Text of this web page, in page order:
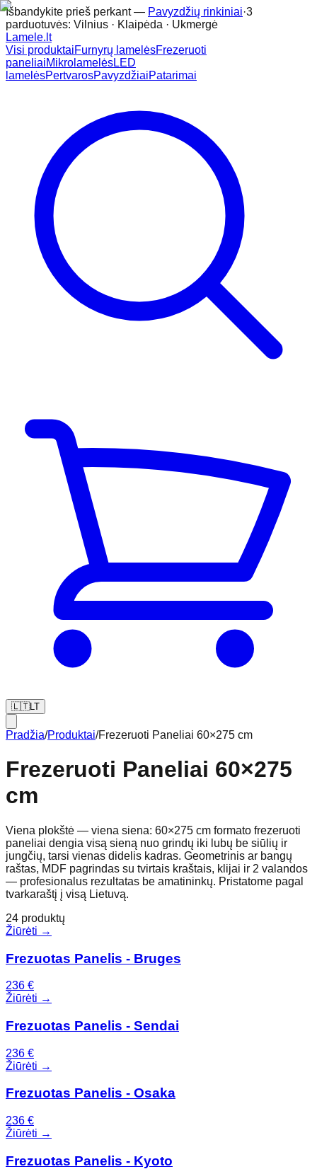
Išbandykite prieš perkant — Pavyzdžių rinkiniai·3
parduotuvės: Vilnius · Klaipėda · Ukmergė
Lamele.lt
Visi produktaiFurnyrų lamelėsFrezeruoti
paneliaiMikrolamelėsLED
lamelėsPertvarosPavyzdžiaiPatarimai
🇱🇹LT
Pradžia/Produktai/Frezeruoti Paneliai 60×275 cm
Frezeruoti Paneliai 60×275
cm
Viena plokštė — viena siena: 60×275 cm formato frezeruoti
paneliai dengia visą sieną nuo grindų iki lubų be siūlių ir
jungčių, tarsi vienas didelis kadras. Geometrinis ar bangų
raštas, MDF pagrindas su tvirtais kraštais, klijai ir 2 valandos
— profesionalus rezultatas be amatininkų. Pristatome pagal
tvarkaraštį į visą Lietuvą.
24 produktų
Žiūrėti →
Frezuotas Panelis - Bruges
236 €
Žiūrėti →
Frezuotas Panelis - Sendai
236 €
Žiūrėti →
Frezuotas Panelis - Osaka
236 €
Žiūrėti →
Frezuotas Panelis - Kyoto